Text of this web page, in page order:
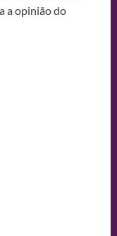
a opinião do